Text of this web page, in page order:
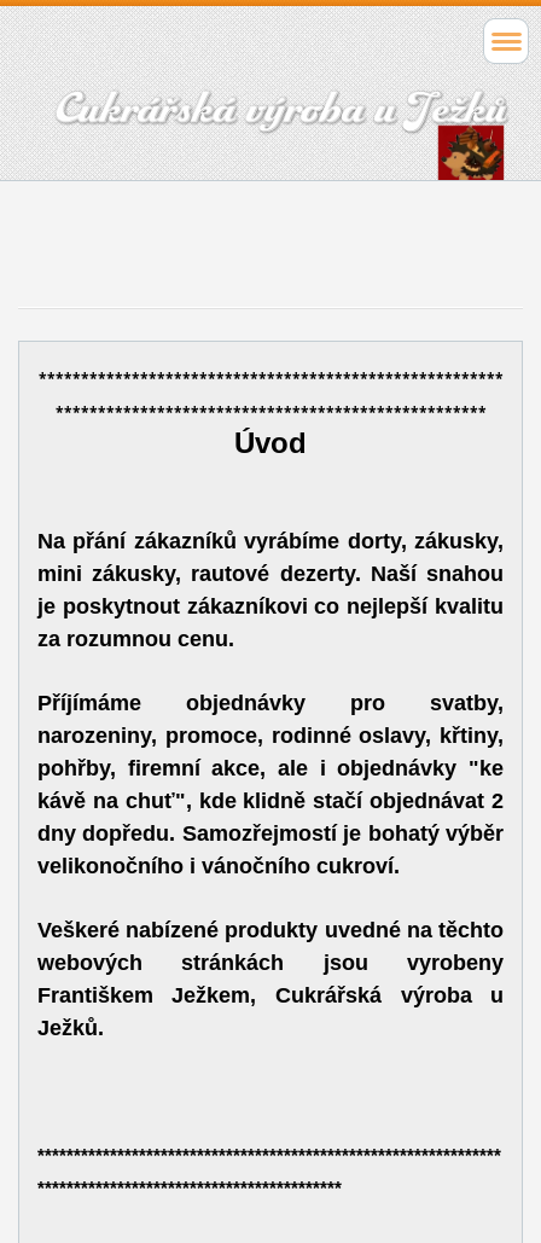
*******************************************************
***************************************************
Úvod
Na přání zákazníků vyrábíme dorty, zákusky,
mini zákusky, rautové dezerty. Naší snahou
je poskytnout zákazníkovi co nejlepší kvalitu
za rozumnou cenu.
Příjímáme objednávky pro svatby,
narozeniny, promoce, rodinné oslavy, křtiny,
pohřby, firemní akce, ale i objednávky "ke
kávě na chuť", kde klidně stačí objednávat 2
dny dopředu. Samozřejmostí je bohatý výběr
velikonočního i vánočního cukroví.
Veškeré nabízené produkty uvedné na těchto
webových stránkách jsou vyrobeny
Františkem Ježkem, Cukrářská výroba u
Ježků.
****************************************************************
******************************************